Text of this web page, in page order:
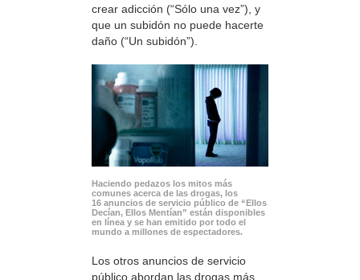
crear adicción (“Sólo una vez”), y
que un subidón no puede hacerte
daño (“Un subidón”).
Haciendo pedazos los mitos más
comunes acerca de las drogas, los
16 anuncios de servicio público de “Ellos
Decían, Ellos Mentían” están disponibles
en línea y se han emitido por todo el
mundo a millones de espectadores.
Los otros anuncios de servicio
público abordan las drogas más